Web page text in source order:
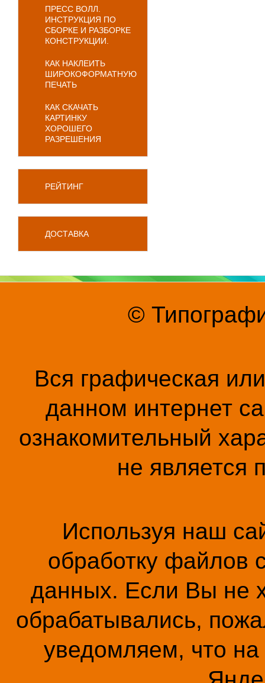
ПРЕСС ВОЛЛ.
ИНСТРУКЦИЯ ПО
СБОРКЕ И РАЗБОРКЕ
КОНСТРУКЦИИ.
КАК НАКЛЕИТЬ
ШИРОКОФОРМАТНУЮ
ПЕЧАТЬ
КАК СКАЧАТЬ
КАРТИНКУ
ХОРОШЕГО
РАЗРЕШЕНИЯ
РЕЙТИНГ
ДОСТАВКА
©
Вся графическая
данном интернет
ознакомительный
не является
Используя наш
обработку файлов
данных. Если Вы не
обрабатывались,
уведомляем, что на